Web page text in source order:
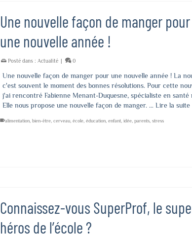
Une nouvelle façon de manger pour
une nouvelle année !
Posté dans : Actualité | 0
Une nouvelle façon de manger pour une nouvelle année ! La
c'est souvent le moment des bonnes résolutions. Pour cette
j'ai rencontré Fabienne Menant-Duquesne, spécialiste en santé
Elle nous propose une nouvelle façon de manger. … Lire la suite
alimentation, bien-être, cerveau, école, éducation, enfant, idée, parents, stress
Connaissez-vous SuperProf, le
héros de l’école ?